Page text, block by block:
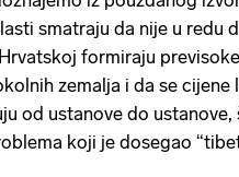
smatraju da nije u redu
formiraju
zemalja i da se cijene
od ustanove do ustanove,
koji je dosegao